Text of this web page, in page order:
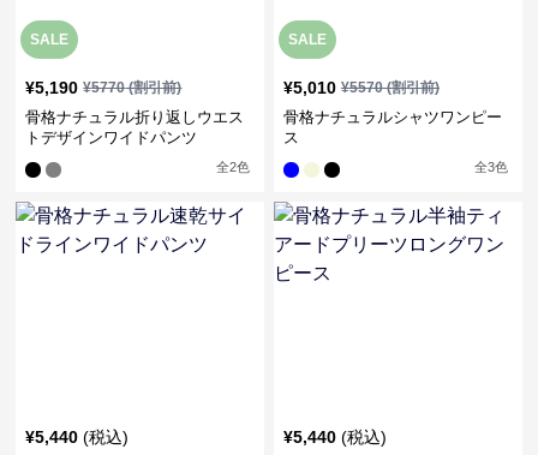
SALE
¥5,190 ¥5770(割引前)
骨格ナチュラル折り返しウエス
トデザインワイドパンツ
全2色
SALE
¥5,010 ¥5570(割引前)
骨格ナチュラルシャツワンピー
ス
全3色
¥5,440 (税込) ¥5,440 (税込)